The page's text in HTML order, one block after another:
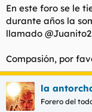
En este foro se le
durante años la
llamado
Compasión, por
la
Forero del